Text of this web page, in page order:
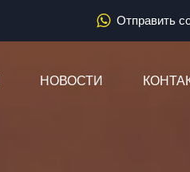
Отправить
НОВОСТИ